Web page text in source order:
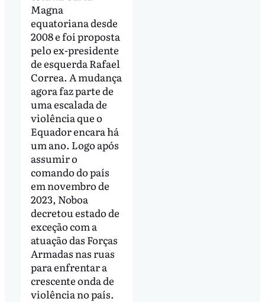
Magna
equatoriana desde
2008 e foi proposta
pelo ex-presidente
de esquerda Rafael
Correa. A mudança
agora faz parte de
uma escalada de
violência que o
Equador encara há
um ano. Logo após
assumir o
comando do país
em novembro de
2023, Noboa
decretou estado de
exceção com a
atuação das Forças
Armadas nas ruas
para enfrentar a
crescente onda de
violência no país.